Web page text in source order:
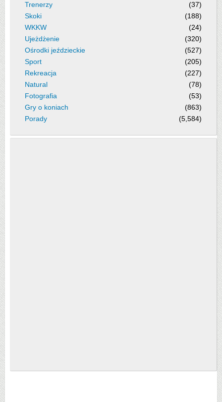
Trenerzy
(37)
Skoki
(188)
WKKW
(24)
Ujeżdżenie
(320)
Ośrodki jeździeckie
(527)
Sport
(205)
Rekreacja
(227)
Natural
(78)
Fotografia
(53)
Gry o koniach
(863)
Porady
(5,584)